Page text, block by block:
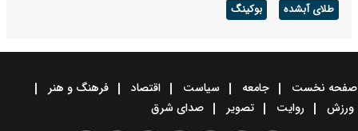
طلای آبشده بوکینگ
صفحه نخست جامعه سیاست اقتصاد
فرهنگ و هنر
ورزش
روایت تصویر صدای شرق